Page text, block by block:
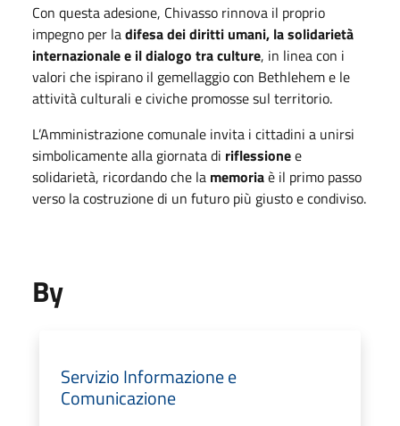
Con questa adesione, Chivasso rinnova il proprio
impegno per ladifesa dei diritti umani, la solidarietà
internazionale e il dialogo tra culture, in linea con i
valori che ispirano il gemellaggio con Bethlehem e le
attività culturali e civiche promosse sul territorio.
L’Amministrazione comunale invita i cittadini a unirsi
simbolicamente alla giornata di riflessionee
solidarietà, ricordando che la memoriaè il primo passo
verso la costruzione di un futuro più giusto e condiviso.
By
Servizio Informazione e
Comunicazione